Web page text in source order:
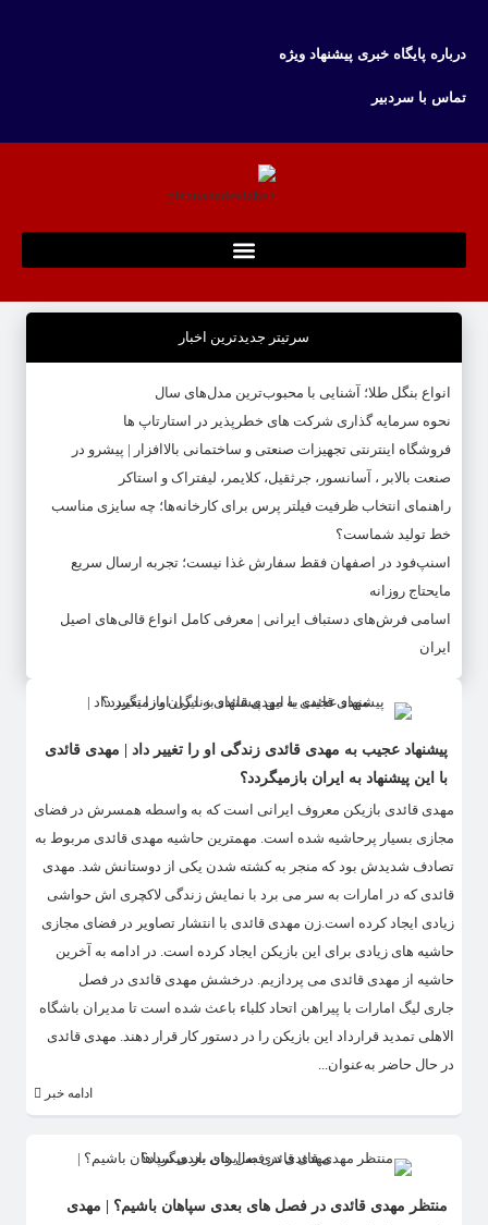
درباره پایگاه خبری پیشنهاد ویژه
تماس با سردبیر
سرتیتر جدیدترین اخبار
انواع بنگل طلا؛ آشنایی با محبوب‌ترین مدل‌های سال
نحوه سرمایه‌ گذاری شرکت‌ های خطرپذیر در استارتاپ ها
فروشگاه اینترنتی تجهیزات صنعتی و ساختمانی بالاافزار | پیشرو در
صنعت بالابر ، آسانسور، جرثقیل، کلایمر، لیفتراک و استاکر
راهنمای انتخاب ظرفیت فیلتر پرس برای کارخانه‌ها؛ چه سایزی مناسب
خط تولید شماست؟
اسنپ‌فود در اصفهان فقط سفارش غذا نیست؛ تجربه ارسال سریع
مایحتاج روزانه
اسامی فرش‌های دستباف ایرانی | معرفی کامل انواع قالی‌های اصیل
ایران
پیشنهاد عجیب به مهدی قائدی زندگی او را تغییر داد | مهدی قائدی
با این پیشنهاد به ایران بازمیگردد؟
مهدی قائدی بازیکن معروف ایرانی است که به واسطه همسرش در فضای
مجازی بسیار پرحاشیه شده است. مهمترین حاشیه مهدی قائدی مربوط به
تصادف شدیدش بود که منجر به کشته شدن یکی از دوستانش شد. مهدی
قائدی که در امارات به سر می برد با نمایش زندگی لاکچری اش حواشی
زیادی ایجاد کرده است.زن مهدی قائدی با انتشار تصاویر در فضای مجازی
حاشیه های زیادی برای این بازیکن ایجاد کرده است. در ادامه به آخرین
حاشیه از مهدی قائدی می پردازیم. درخشش مهدی قائدی در فصل
جاری لیگ امارات با پیراهن اتحاد کلباء باعث شده است تا مدیران باشگاه
الاهلی تمدید قرارداد این بازیکن را در دستور کار قرار دهند. مهدی قائدی
در حال حاضر به‌عنوان...
ادامه خبر
منتظر مهدی قائدی در فصل های بعدی سپاهان باشیم؟ | مهدی